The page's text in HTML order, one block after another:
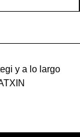
y a lo largo